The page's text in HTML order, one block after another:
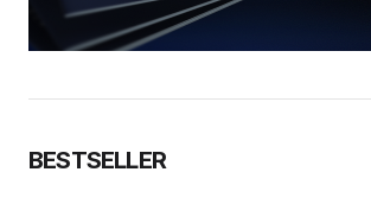
BESTSELLER